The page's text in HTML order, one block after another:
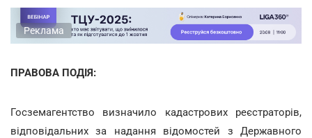
Реклама
ПРАВОВА ПОДІЯ:
Госземагентство визначило кадастрових реєстраторів,
відповідальних за надання відомостей з Державного